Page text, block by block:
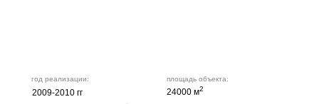
24000 м2
год реализации: площадь объекта:
2009-2010 гг